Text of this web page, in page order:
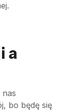
a
nas
bo będę się